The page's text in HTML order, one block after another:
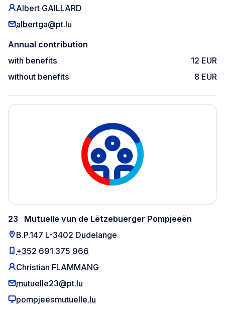
Albert GAILLARD
albertga@pt.lu
Annual contribution
with benefits
12 EUR
without benefits
8 EUR
Mutuelle vun de Lëtzebuerger Pompjeeën
23
B.P.147 L-3402 Dudelange
+352 691 375 966
Christian FLAMMANG
mutuelle23@pt.lu
pompjeesmutuelle.lu